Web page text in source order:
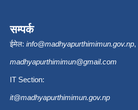
सम्पर्क
ईमेल: info@madhyapurthimimun.gov.np,
madhyapurthimimun@gmail.com
IT Section:
it@madhyapurthimimun.gov.np